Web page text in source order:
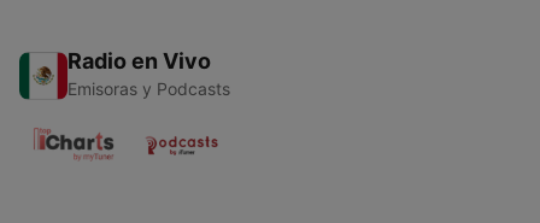
Radio en Vivo
Emisoras y Podcasts